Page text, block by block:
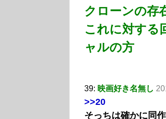
クローンの存
これに対する
ャルの方
39: 映画好き名無し
>>20
そっちは確かに同